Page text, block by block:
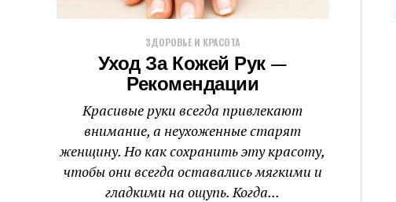
ЗДОРОВЬЕ И КРАСОТА
Уход За Кожей Рук —
Рекомендации
Красивые руки всегда привлекают
внимание, а неухоженные старят
женщину. Но как сохранить эту красоту,
чтобы они всегда оставались мягкими и
гладкими на ощупь. Когда...